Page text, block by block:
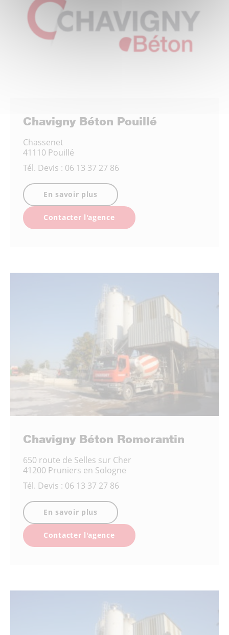
Chavigny Béton Pouillé
Chassenet
41110 Pouillé
Tél. Devis : 06 13 37 27 86
En savoir plus
Contacter l'agence
Chavigny Béton Romorantin
650 route de Selles sur Cher
41200 Pruniers en Sologne
Tél. Devis : 06 13 37 27 86
En savoir plus
Contacter l'agence